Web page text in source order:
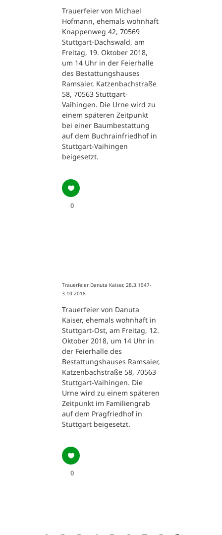
Trauerfeier von Michael
Hofmann, ehemals wohnhaft
Knappenweg 42, 70569
Stuttgart-Dachswald, am
Freitag, 19. Oktober 2018,
um 14 Uhr in der Feierhalle
des Bestattungshauses
Ramsaier, Katzenbachstraße
58, 70563 Stuttgart-
Vaihingen. Die Urne wird zu
einem späteren Zeitpunkt
bei einer Baumbestattung
auf dem Buchrainfriedhof in
Stuttgart-Vaihingen
beigesetzt.
0
Trauerfeier Danuta Kaiser, 28.3.1947-
3.10.2018
Trauerfeier von Danuta
Kaiser, ehemals wohnhaft in
Stuttgart-Ost, am Freitag, 12.
Oktober 2018, um 14 Uhr in
der Feierhalle des
Bestattungshauses Ramsaier,
Katzenbachstraße 58, 70563
Stuttgart-Vaihingen. Die
Urne wird zu einem späteren
Zeitpunkt im Familiengrab
auf dem Pragfriedhof in
Stuttgart beigesetzt.
0